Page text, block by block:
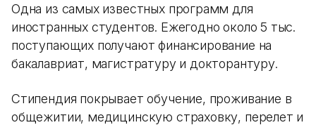
Одна из самых известных программ для
иностранных студентов. Ежегодно около 5 тыс.
поступающих получают финансирование на
бакалавриат, магистратуру и докторантуру.
Стипендия покрывает обучение, проживание в
общежитии, медицинскую страховку, перелет и